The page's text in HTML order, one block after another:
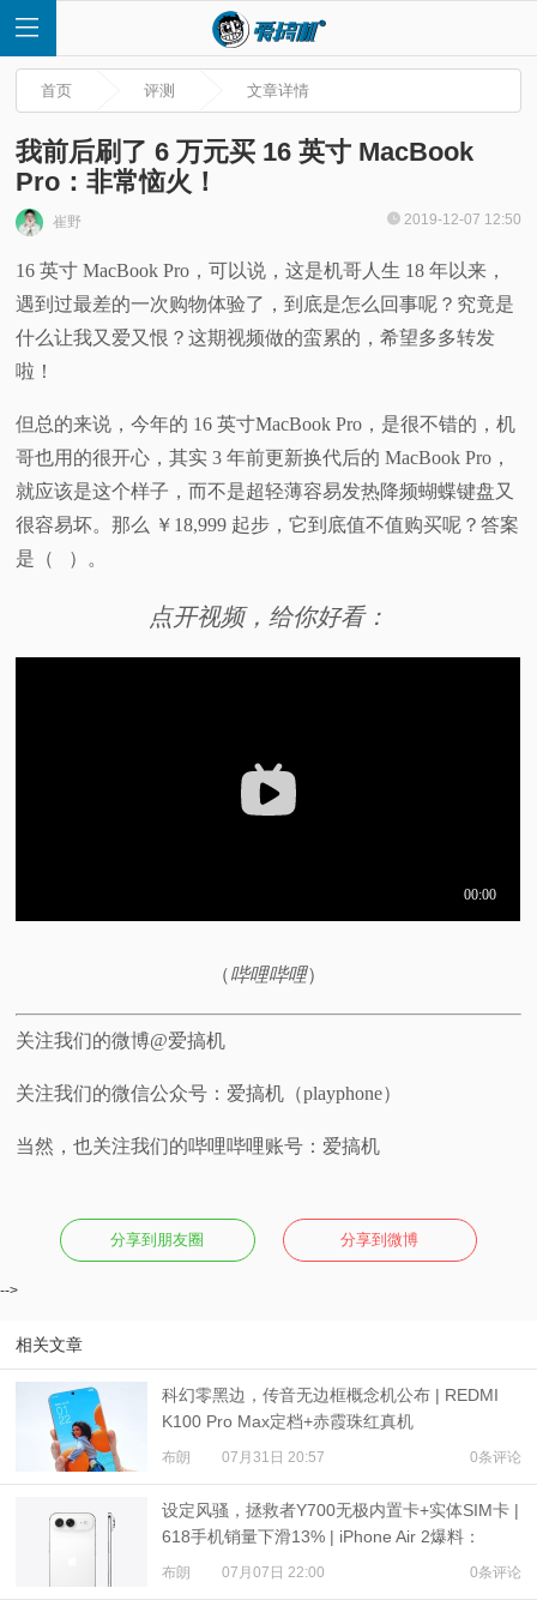
首
页
快
评
测
首页 评测 文章详情
我前后刷了 6 万元买 16 英寸 MacBook
Pro：非常恼火！
崔野 2019-12-07 12:50
16 英寸 MacBook Pro，可以说，这是机哥人生 18 年以来，
遇到过最差的一次购物体验了，到底是怎么回事呢？究竟是
什么让我又爱又恨？这期视频做的蛮累的，希望多多转发
啦！
但总的来说，今年的 16 英寸MacBook Pro，是很不错的，机
哥也用的很开心，其实 3 年前更新换代后的 MacBook Pro，
就应该是这个样子，而不是超轻薄容易发热降频蝴蝶键盘又
很容易坏。那么 ￥18,999 起步，它到底值不值购买呢？答案
是（ ）。
点开视频，给你好看：
（哔哩哔哩）
关注我们的微博@爱搞机
关注我们的微信公众号：爱搞机（playphone）
当然，也关注我们的哔哩哔哩账号：爱搞机
分享到朋友圈 分享到微博
-->
相关文章
科幻零黑边，传音无边框概念机公布 | REDMI
K100 Pro Max定档+赤霞珠红真机
布朗 07月31日 20:57 0条评论
设定风骚，拯救者Y700无极内置卡+实体SIM卡 |
618手机销量下滑13% | iPhone Air 2爆料：
3500mAh电池
布朗 07月07日 22:00 0条评论